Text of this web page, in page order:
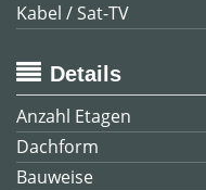
Kabel / Sat-TV
Details
Anzahl Etagen
Dachform
Bauweise